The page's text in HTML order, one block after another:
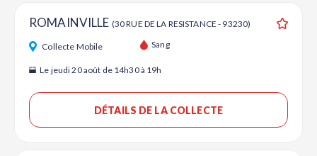
ROMAINVILLE (30 RUE DE LA RESISTANCE - 93230)
Collecte Mobile Sang
Le jeudi 20 août de 14h30 à 19h
DÉTAILS DE LA COLLECTE